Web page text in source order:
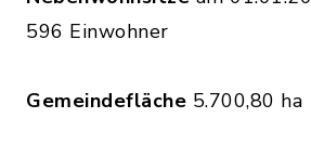
596 Einwohner
Gemeindefläche 5.700,80 ha